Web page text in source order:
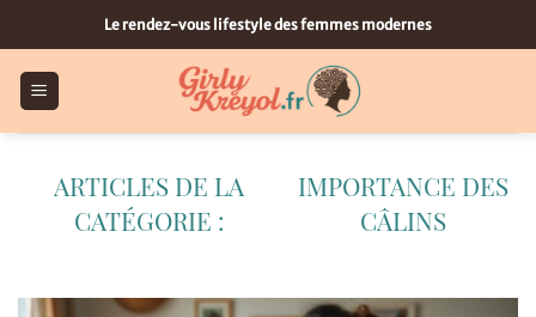
au
contenu
Le rendez-vous lifestyle des femmes modernes
IMPORTANCE DES
CÂLINS